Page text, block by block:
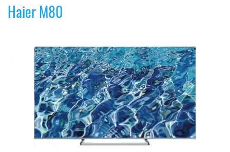
Haier M80